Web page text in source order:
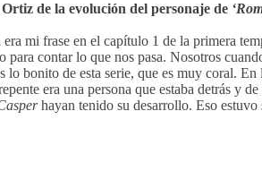
de la evolución del personaje de
era mi frase en el capítulo 1 de la primera
para contar lo que nos pasa. Nosotros
lo bonito de esta serie, que es muy coral.
era una persona que estaba detrás y
hayan tenido su desarrollo. Eso estuvo